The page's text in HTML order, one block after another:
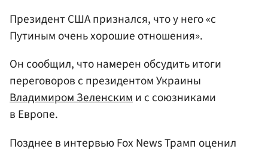
Президент США признался, что у него «с
Путиным очень хорошие отношения».
Он сообщил, что намерен обсудить итоги
переговоров с президентом Украины
Владимиром Зеленскими с союзниками
в Европе.
Позднее в интервью Fox News Трамп оценил